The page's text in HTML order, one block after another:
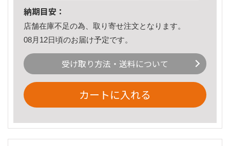
納期目安：
店舗在庫不足の為、取り寄せ注文となります。
08月12日頃のお届け予定です。
受け取り方法・送料について
カートに入れる